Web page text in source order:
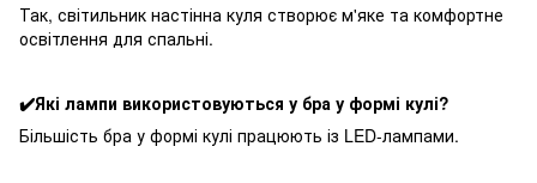
Так, світильник настінна куля створює м'яке та комфортне
освітлення для спальні.
✔️Які лампи використовуються у бра у формі кулі?
Більшість бра у формі кулі працюють із LED-лампами.